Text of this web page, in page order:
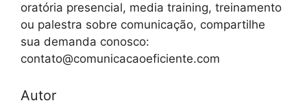
oratória presencial, media training, treinamento
ou palestra sobre comunicação, compartilhe
sua demanda conosco:
contato@comunicacaoeficiente.com
Autor